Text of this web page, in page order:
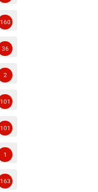
160
36
2
101
101
1
163